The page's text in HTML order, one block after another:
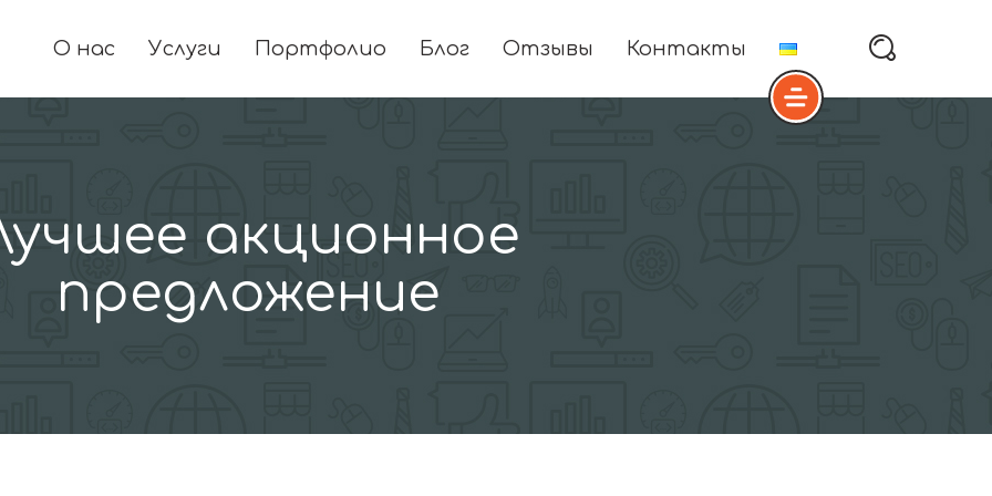
О нас Услуги Портфолио Блог Отзывы Контакты
акционное
предложение